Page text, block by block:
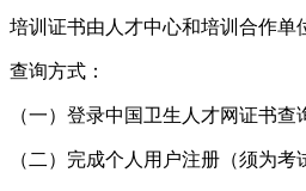
培训证书由人才中心和培训合作单
查询方式：
（一）登录中国卫生人才网证书查
（二）完成个人用户注册（须为